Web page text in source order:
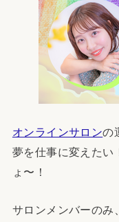
オンラインサロンの
夢を仕事に変えたい
ょ〜！
サロンメンバーのみ